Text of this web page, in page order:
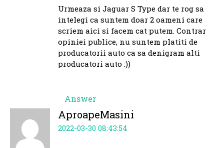
Urmeaza si Jaguar S Type dar te rog sa
intelegi ca suntem doar 2 oameni care
scriem aici si facem cat putem. Contrar
opiniei publice, nu suntem platiti de
producatorii auto ca sa denigram alti
producatori auto :))
Answer
AproapeMasini
2022-03-30 08:43:54